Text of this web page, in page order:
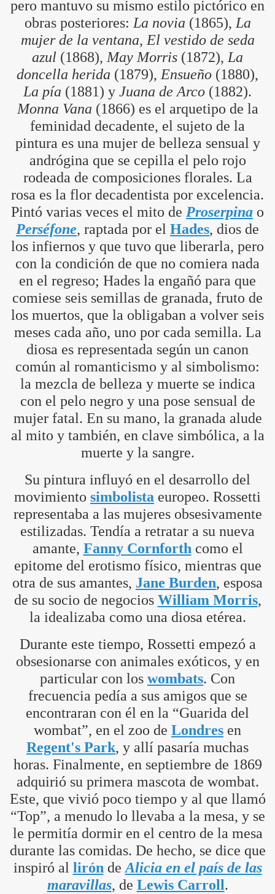
pero mantuvo su mismo estilo pictórico en
obras posteriores:La novia (1865),La
mujer de la ventana,El vestido de seda
azul (1868),May Morris (1872),La
doncella herida (1879),Ensueño (1880),
La pía (1881) y Juana de Arco (1882).
Monna Vana (1866) es el arquetipo de la
feminidad decadente, el sujeto de la
pintura es una mujer de belleza sensual y
andrógina que se cepilla el pelo rojo
rodeada de composiciones florales. La
rosa es la flor decadentista por excelencia.
Pintó varias veces el mito de Proserpina o
Perséfone, raptada por el Hades, dios de
los infiernos y que tuvo que liberarla, pero
con la condición de que no comiera nada
en el regreso; Hades la engañó para que
comiese seis semillas de granada, fruto de
los muertos, que la obligaban a volver seis
meses cada año, uno por cada semilla. La
diosa es representada según un canon
común al romanticismo y al simbolismo:
la mezcla de belleza y muerte se indica
con el pelo negro y una pose sensual de
mujer fatal. En su mano, la granada alude
al mito y también, en clave simbólica, a la
muerte y la sangre.
Su pintura influyó en el desarrollo del
movimiento simbolista europeo. Rossetti
representaba a las mujeres obsesivamente
estilizadas. Tendía a retratar a su nueva
amante, Fanny Cornforthcomo el
epitome del erotismo físico, mientras que
otra de sus amantes, Jane Burden, esposa
de su socio de negocios William Morris,
la idealizaba como una diosa etérea.
Durante este tiempo, Rossetti empezó a
obsesionarse con animales exóticos, y en
particular con los wombats. Con
frecuencia pedía a sus amigos que se
encontraran con él en la “Guarida del
wombat”, en el zoo de Londres en
Regent's Park, y allí pasaría muchas
horas. Finalmente, en septiembre de 1869
adquirió su primera mascota de wombat.
Este, que vivió poco tiempo y al que llamó
“Top”, a menudo lo llevaba a la mesa, y se
le permitía dormir en el centro de la mesa
durante las comidas. De hecho, se dice que
inspiró al liróndeAlicia en el país de las
maravillas, de Lewis Carroll.